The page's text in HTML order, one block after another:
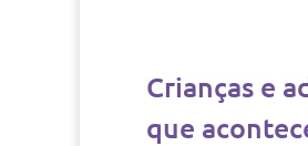
Crianças e
que